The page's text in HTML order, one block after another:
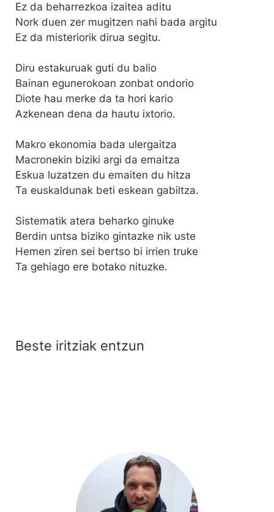
Ez da beharrezkoa izaitea aditu
Nork duen zer mugitzen nahi bada argitu
Ez da misteriorik dirua segitu.
Diru estakuruak guti du balio
Bainan egunerokoan zonbat ondorio
Diote hau merke da ta hori kario
Azkenean dena da hautu ixtorio.
Makro ekonomia bada ulergaitza
Macronekin biziki argi da emaitza
Eskua luzatzen du emaiten du hitza
Ta euskaldunak beti eskean gabiltza.
Sistematik atera beharko ginuke
Berdin untsa biziko gintazke nik uste
Hemen ziren sei bertso bi irrien truke
Ta gehiago ere botako nituzke.
Beste iritziak entzun